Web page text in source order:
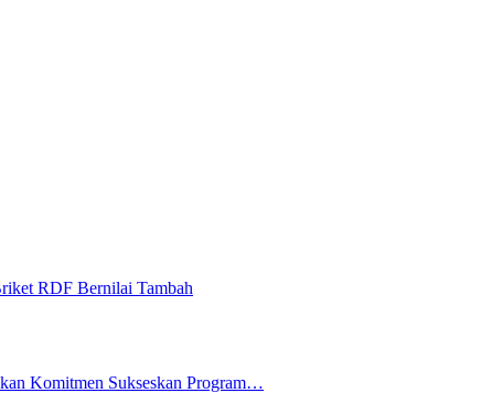
RDF Bernilai Tambah
Komitmen Sukseskan Program…